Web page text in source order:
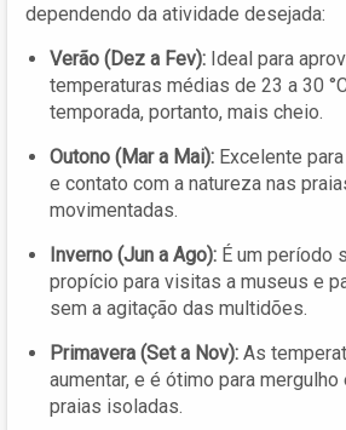
dependendo da atividade desejada:
Verão (Dez a Fev): Ideal para
temperaturas médias de 23 a 30
temporada, portanto, mais cheio.
Outono (Mar a Mai): Excelente
e contato com a natureza nas
movimentadas.
Inverno (Jun a Ago): É um período
propício para visitas a museus e
sem a agitação das multidões.
Primavera (Set a Nov): As
aumentar, e é ótimo para
praias isoladas.